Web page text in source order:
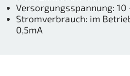
Versorgungsspannung:
Stromverbrauch: im
0,5mA